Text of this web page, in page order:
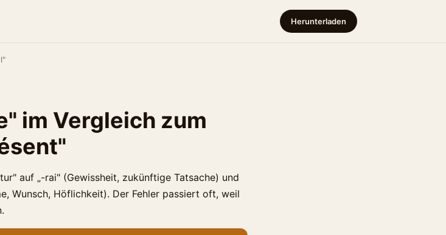
Herunterladen
im Vergleich zum
auf „-rai" (Gewissheit, zukünftige Tatsache) und
Wunsch, Höflichkeit). Der Fehler passiert oft, weil